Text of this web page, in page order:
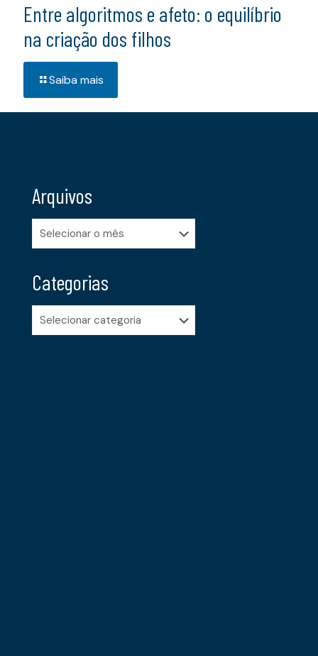
Entre algoritmos e afeto: o equilíbrio
na criação dos filhos
Saiba mais
Arquivos
Arquivos
Categorias
Categorias